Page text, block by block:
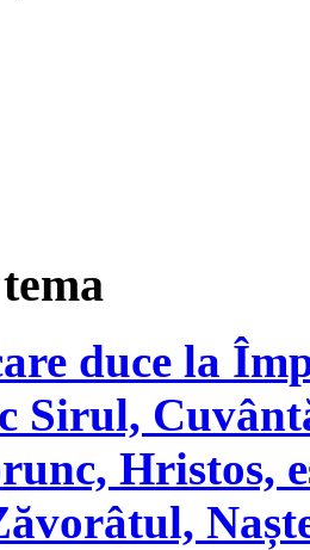
duce la
Sirul,
Hristos,